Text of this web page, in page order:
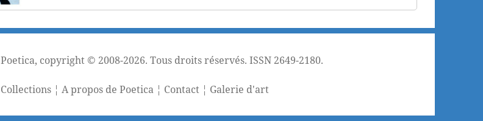
Poetica, copyright © 2008-2026. Tous droits réservés. ISSN 2649-2180.
Collections ¦A propos de Poetica ¦ Contact ¦ Galerie d'art